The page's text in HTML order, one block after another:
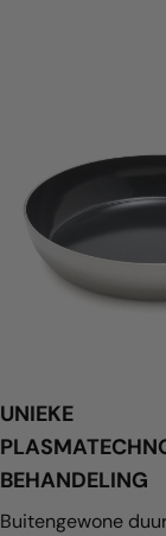
UNIEKE
BEHANDELING
Buitengewone